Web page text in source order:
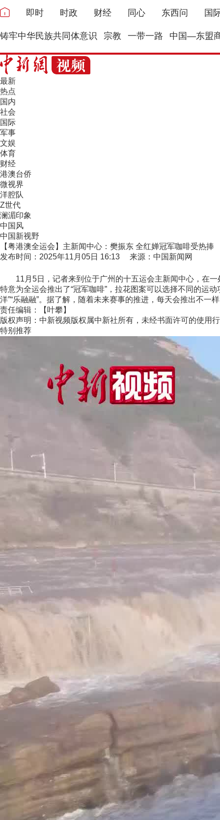
即时 时政 财经 同心 东西问 国
铸牢中华民族共同体意识 宗教 一带一路 中国—东盟
最新
热点
国内
社会
国际
军事
文娱
体育
财经
港澳台侨
微视界
洋腔队
Z世代
澜湄印象
中国风
中国新视野
【粤港澳全运会】主新闻中心：樊振东 全红婵冠军咖啡受热捧
发布时间：2025年11月05日 16:13 来源：中国新闻网
11月5日，记者来到位于广州的十五运会主新闻中心，在一
特意为全运会推出了“冠军咖啡”，拉花图案可以选择不同的运
洋”“乐融融”。据了解，随着未来赛事的推进，每天会推出不
责任编辑：【叶攀】
版权声明：中新视频版权属中新社所有，未经书面许可的使用
特别推荐